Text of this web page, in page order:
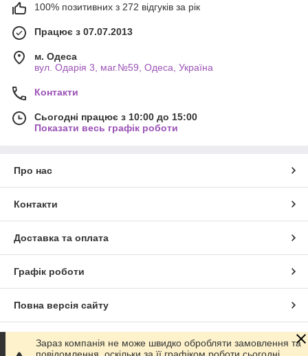
100% позитивних з 272 відгуків за рік
Працює з 07.07.2013
м. Одеса
вул. Одарiя 3, маг.№59, Одеса, Україна
Контакти
Сьогодні працює з 10:00 до 15:00
Показати весь графік роботи
Про нас
Контакти
Доставка та оплата
Графік роботи
Повна версія сайту
Сайт створено на маркетплейсі Prom.ua
Зараз компанія не може швидко обробляти замовлення та